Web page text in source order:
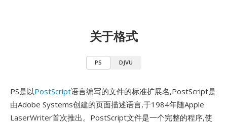
关于格式
PS DJVU
PS是以PostScript语言编写的文件的标准扩展名,PostScript是
由Adobe Systems创建的页面描述语言,于1984年随Apple
LaserWriter首次推出。PostScript文件是一个完整的程序,使